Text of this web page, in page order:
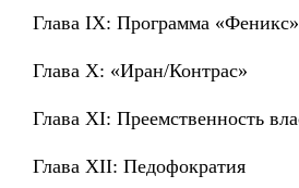
Глава IX: Программа «Феникс»
Глава X: «Иран/Контрас»
Глава XI: Преемственность
Глава XII: Педофократия